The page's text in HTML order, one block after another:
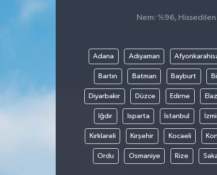
Nem: %96, Hissedilen
Adana Adıyaman
Bartın Batman Bayburt
Diyarbakır Düzce Edirne
Iğdır Isparta İstanbul
Kırklareli Kırşehir Kocaeli
Ordu Osmaniye Rize